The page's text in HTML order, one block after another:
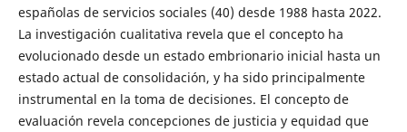
españolas de servicios sociales (40) desde 1988 hasta 2022.
La investigación cualitativa revela que el concepto ha
evolucionado desde un estado embrionario inicial hasta un
estado actual de consolidación, y ha sido principalmente
instrumental en la toma de decisiones. El concepto de
evaluación revela concepciones de justicia y equidad que